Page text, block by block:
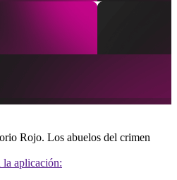
Rojo. Los abuelos del crimen
la aplicación: